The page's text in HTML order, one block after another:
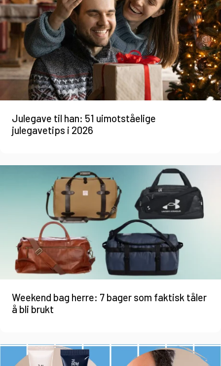
Julegave til han: 51 uimotståelige
julegavetips i 2026
Weekend bag herre: 7 bager som faktisk tåler
å bli brukt